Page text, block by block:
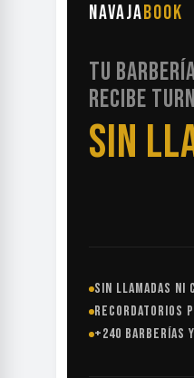
NAVAJABOOK
TU
RECIBE
SIN
SIN LLAMADAS NI
RECORDATORIOS
+240 BARBERÍAS